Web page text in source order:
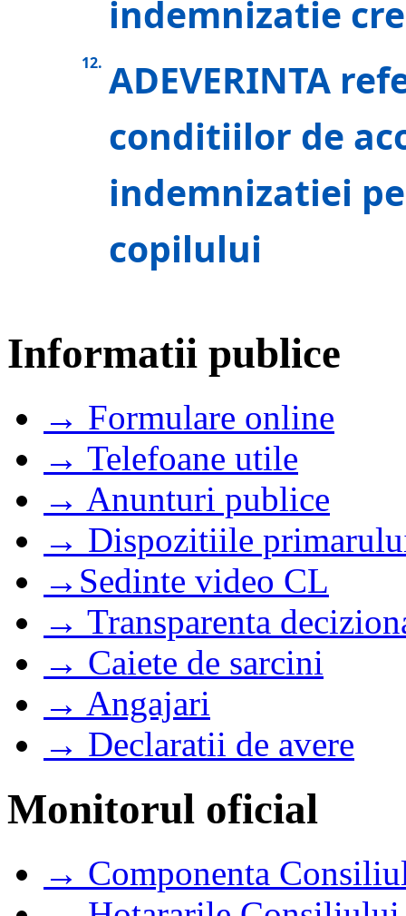
indemnizatie
ADEVERINTA
conditiilor de
indemnizatiei
copilului
Informatii publice
→ Formulare online
→ Telefoane utile
→ Anunturi publice
→ Dispozitiile
→Sedinte video CL
→ Transparenta
→ Caiete de sarcini
→ Angajari
→ Declaratii de avere
Monitorul oficial
→ Componenta